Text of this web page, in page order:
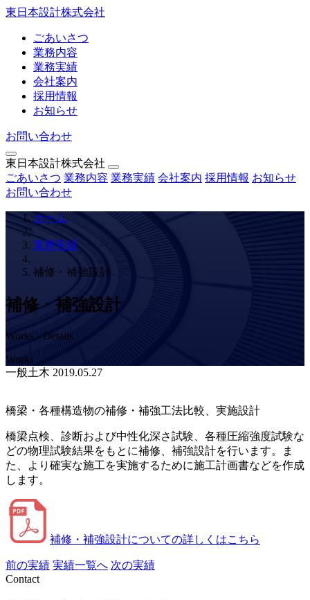
東日本設計株式会社
ごあいさつ
業務内容
業務実績
会社案内
採用情報
お知らせ
お問い合わせ
東日本設計株式会社
ごあいさつ 業務内容 業務実績 会社案内 採用情報 お知らせ
お問い合わせ
ホーム
業務実績
補修・補強設計
補修・補強設計
Works - Details
Works
一般土木 2019.05.27
橋梁・各種構造物の補修・補強工法比較、実施設計
橋梁点検、診断および中性化深さ試験、各種圧縮強度試験な
どの物理試験結果をもとに補修、補強設計を行います。ま
た、より確実な施工を実施するために施工計画書などを作成
します。
補修・補強設計についての詳しくはこちら
前の実績 実績一覧へ 次の実績
Contact